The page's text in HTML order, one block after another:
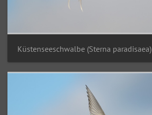
Küstenseeschwalbe (Sterna paradisaea)